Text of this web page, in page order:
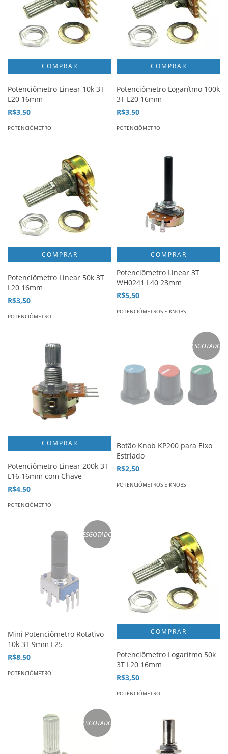
Potenciômetro Linear 10k 3T
L20 16mm
R$3,50
POTENCIÔMETRO
Potenciômetro Logarítmo 100k
3T L20 16mm
R$3,50
POTENCIÔMETRO
Potenciômetro Linear 50k 3T
L20 16mm
R$3,50
POTENCIÔMETRO
COMPRAR
Potenciômetro Linear 3T
WH0241 L40 23mm
R$5,50
POTENCIÔMETROS E KNOBS
Potenciômetro Linear 200k 3T
L16 16mm com Chave
R$4,50
POTENCIÔMETRO
ESGOTADO
Botão Knob KP200 para Eixo
Estriado
R$2,50
POTENCIÔMETROS E KNOBS
ESGOTADO
Mini Potenciômetro Rotativo
10k 3T 9mm L25
R$8,50
POTENCIÔMETRO
Potenciômetro Logarítmo 50k
3T L20 16mm
R$3,50
POTENCIÔMETRO
ESGOTADO